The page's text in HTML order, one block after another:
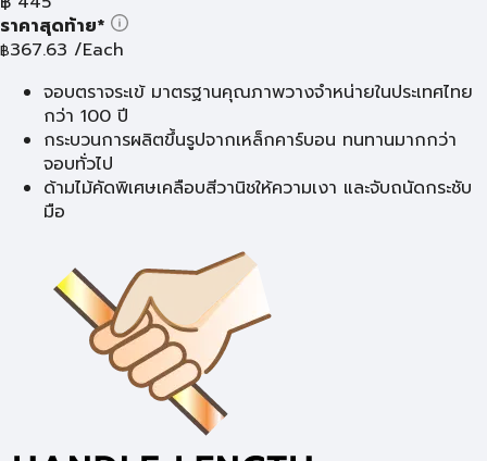
ราคาสุดท้าย*
฿367.63 /Each
จอบตราจระเข้ มาตรฐานคุณภาพวางจำหน่ายในประเทศไทย
กว่า 100 ปี
กระบวนการผลิตขึ้นรูปจากเหล็กคาร์บอน ทนทานมากกว่า
จอบทั่วไป
ด้ามไม้คัดพิเศษเคลือบสีวานิชให้ความเงา และจับถนัดกระชับ
มือ